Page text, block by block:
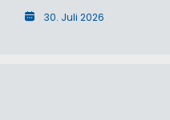
30. Juli 2026